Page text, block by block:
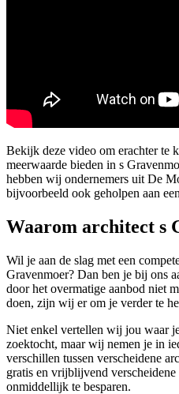
Bekijk deze video om erachter te
meerwaarde bieden in s
hebben wij ondernemers uit De
bijvoorbeeld ook geholpen aan
Waarom architect s
Wil je aan de slag met een
Gravenmoer? Dan ben je bij ons
door het overmatige aanbod niet
doen, zijn wij er om je verder te
Niet enkel vertellen wij jou waar
zoektocht, maar wij nemen je in
verschillen tussen verscheidene
gratis en vrijblijvend
onmiddellijk te besparen.